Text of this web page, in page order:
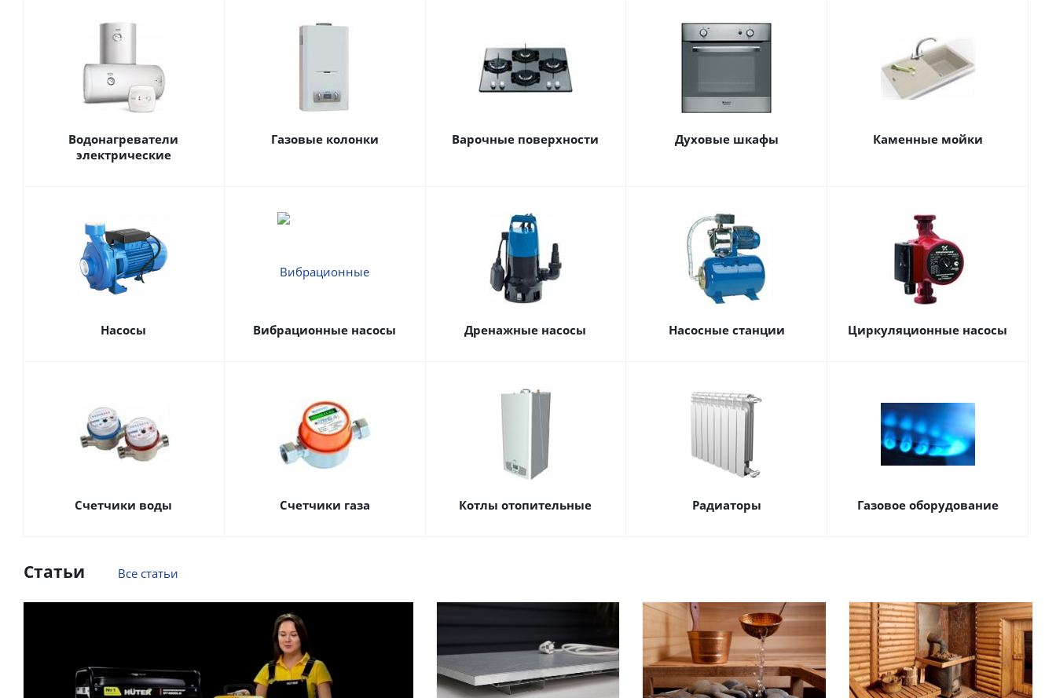
Водонагреватели
электрические
Газовые колонки Варочные поверхности Духовые шкафы Каменные мойки
Насосы Вибрационные насосы Дренажные насосы Насосные станции Циркуляционные насосы
Счетчики воды Счетчики газа Котлы отопительные Радиаторы Газовое оборудование
Статьи Все статьи